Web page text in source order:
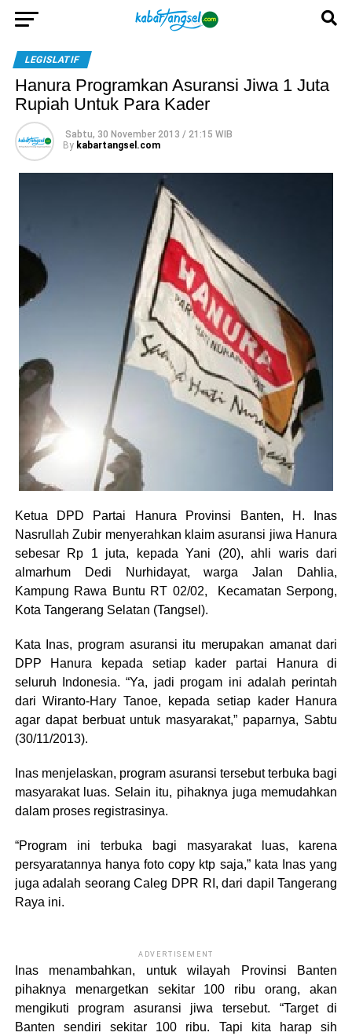
LEGISLATIF
Hanura Programkan Asuransi Jiwa 1 Juta
Rupiah Untuk Para Kader
Sabtu, 30 November 2013 / 21:15 WIB
By kabartangsel.com
Ketua DPD Partai Hanura Provinsi Banten, H. Inas
Nasrullah Zubir menyerahkan klaim asuransi jiwa Hanura
sebesar Rp 1 juta, kepada Yani (20), ahli waris dari
almarhum Dedi Nurhidayat, warga Jalan Dahlia,
Kampung Rawa Buntu RT 02/02, Kecamatan Serpong,
Kota Tangerang Selatan (Tangsel).
Kata Inas, program asuransi itu merupakan amanat dari
DPP Hanura kepada setiap kader partai Hanura di
seluruh Indonesia. “Ya, jadi progam ini adalah perintah
dari Wiranto-Hary Tanoe, kepada setiap kader Hanura
agar dapat berbuat untuk masyarakat,” paparnya, Sabtu
(30/11/2013).
Inas menjelaskan, program asuransi tersebut terbuka bagi
masyarakat luas. Selain itu, pihaknya juga memudahkan
dalam proses registrasinya.
“Program ini terbuka bagi masyarakat luas, karena
persyaratannya hanya foto copy ktp saja,” kata Inas yang
juga adalah seorang Caleg DPR RI, dari dapil Tangerang
Raya ini.
ADVERTISEMENT
Inas menambahkan, untuk wilayah Provinsi Banten
pihaknya menargetkan sekitar 100 ribu orang, akan
mengikuti program asuransi jiwa tersebut. “Target di
Banten sendiri sekitar 100 ribu. Tapi kita harap sih